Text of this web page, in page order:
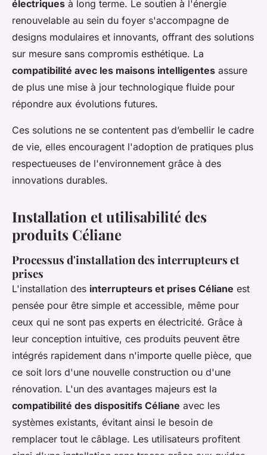
électriques à long terme. Le soutien à l'énergie
renouvelable au sein du foyer s'accompagne de
designs modulaires et innovants, offrant des solutions
sur mesure sans compromis esthétique. La
compatibilité avec les maisons intelligentes assure
de plus une mise à jour technologique fluide pour
répondre aux évolutions futures.
Ces solutions ne se contentent pas d’embellir le cadre
de vie, elles encouragent l'adoption de pratiques plus
respectueuses de l'environnement grâce à des
innovations durables.
Installation et utilisabilité des
produits Céliane
Processus d'installation des interrupteurs et
prises
L'installation des interrupteurs et prises Céliane est
pensée pour être simple et accessible, même pour
ceux qui ne sont pas experts en électricité. Grâce à
leur conception intuitive, ces produits peuvent être
intégrés rapidement dans n'importe quelle pièce, que
ce soit lors d'une nouvelle construction ou d'une
rénovation. L'un des avantages majeurs est la
compatibilité des dispositifs Céliane avec les
systèmes existants, évitant ainsi le besoin de
remplacer tout le câblage. Les utilisateurs profitent